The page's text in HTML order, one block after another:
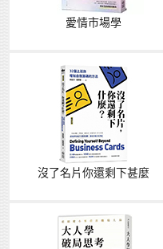
愛情市場學
沒了名片你還剩下甚麼